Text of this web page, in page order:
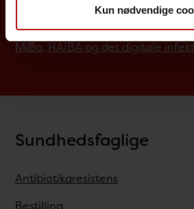
Kun nødvendige
MiBa, HAIBA og det digitale
Sundhedsfaglige
Antibiotikaresistens
Bestilling